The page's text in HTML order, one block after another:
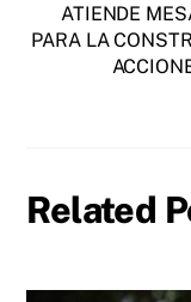
ATIENDE
PARA LA
Related